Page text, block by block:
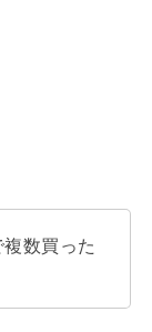
数買った